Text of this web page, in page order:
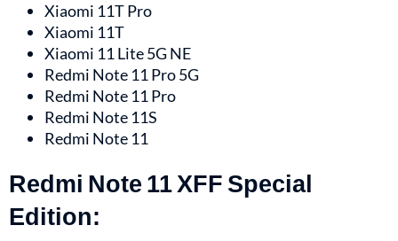
Xiaomi 11T Pro
Xiaomi 11T
Xiaomi 11 Lite 5G NE
Redmi Note 11 Pro 5G
Redmi Note 11 Pro
Redmi Note 11S
Redmi Note 11
Redmi Note 11 XFF Special
Edition: